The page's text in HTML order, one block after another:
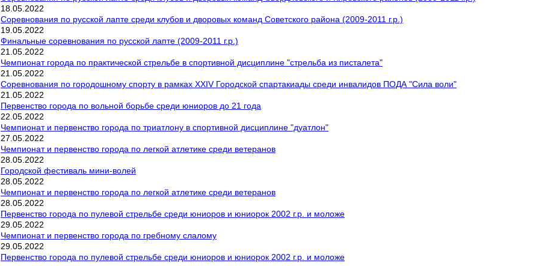
18 05 2022
Соревнования по русской лапте среди клубов и дворовых команд Советского района (2009-2011 г.р.)
19 05 2022
Финальные соревнования по русской лапте (2009-2011 г.р.)
21 05 2022
Чемпионат города по практической стрельбе в спортивной дисциплине "стрельба из писталета"
21 05 2022
Соревнования по городошному спорту в рамках XXIV Городской спартакиады среди инвалидов ПОДА "Сила воли"
21 05 2022
Первенство города по вольной борьбе среди юниоров до 21 года
22 05 2022
Чемпионат и первенство города по триатлону в спортивной дисциплине "дуатлон"
27 05 2022
Чемпионат и первенство города по легкой атлетике среди ветеранов
28 05 2022
Городской фестиваль мини-волей
28 05 2022
Чемпионат и первенство города по легкой атлетике среди ветеранов
28 05 2022
Первенство города по пулевой стрельбе среди юниоров и юниорок 2002 г.р. и моложе
29 05 2022
Чемпионат и первенство города по гребному слалому
29 05 2022
Первенство города по пулевой стрельбе среди юниоров и юниорок 2002 г.р. и моложе